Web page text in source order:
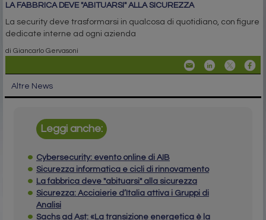
LA FABBRICA DEVE "ABITUARSI" ALLA SICUREZZA
La security deve trasformarsi in qualcosa di quotidiano, con figure
dedicate interne ad ogni azienda
di Giancarlo Gervasoni
Altre News
Leggi anche:
Cybersecurity: evento online di AIB
Sicurezza informatica e cicli di rinnovamento
La fabbrica deve "abituarsi" alla sicurezza
Sicurezza: Acciaierie d’Italia attiva i Gruppi di
Analisi
Sachs ad Ast: «La transizione energetica è la